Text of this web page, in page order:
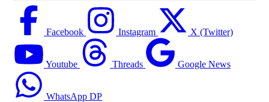
Facebook Instagram X (Twitter)
Youtube Threads Google News
WhatsApp DP